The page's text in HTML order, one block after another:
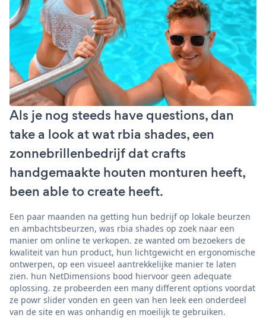
Als je nog steeds have questions, dan
take a look at wat rbia shades, een
zonnebrillenbedrijf dat crafts
handgemaakte houten monturen heeft,
been able to create heeft.
Een paar maanden na getting hun bedrijf op lokale beurzen
en ambachtsbeurzen, was rbia shades op zoek naar een
manier om online te verkopen. ze wanted om bezoekers de
kwaliteit van hun product, hun lichtgewicht en ergonomische
ontwerpen, op een visueel aantrekkelijke manier te laten
zien. hun NetDimensions bood hiervoor geen adequate
oplossing. ze probeerden een many different options voordat
ze powr slider vonden en geen van hen leek een onderdeel
van de site en was onhandig en moeilijk te gebruiken.